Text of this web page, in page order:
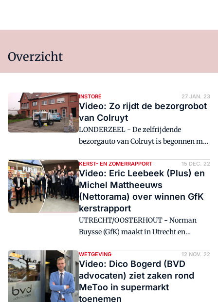
Overzicht
INSTORE 27 JAN. 23
Video: Zo rijdt de bezorgrobot
van Colruyt
LONDERZEEL - De zelfrijdende
bezorgauto van Colruyt is begonnen met
Zo ziet dat eruit.
KERST- EN ZOMERRAPPORT 15 DEC. 22
Video: Eric Leebeek (Plus) en
Michel Mattheeuws
(Nettorama) over winnen GfK
kerstrapport
UTRECHT/OOSTERHOUT - Norman
Buysse (GfK) maakt in Utrecht en
beste formule heeft en Nettorama de
beste regionale keten is. Eric Leebeek:
'Deze prijs koesteren wij.'
WETGEVING 12 NOV. 22
Video: Dico Bogerd (BVD
advocaten) ziet zaken rond
MeToo in supermarkt
toenemen